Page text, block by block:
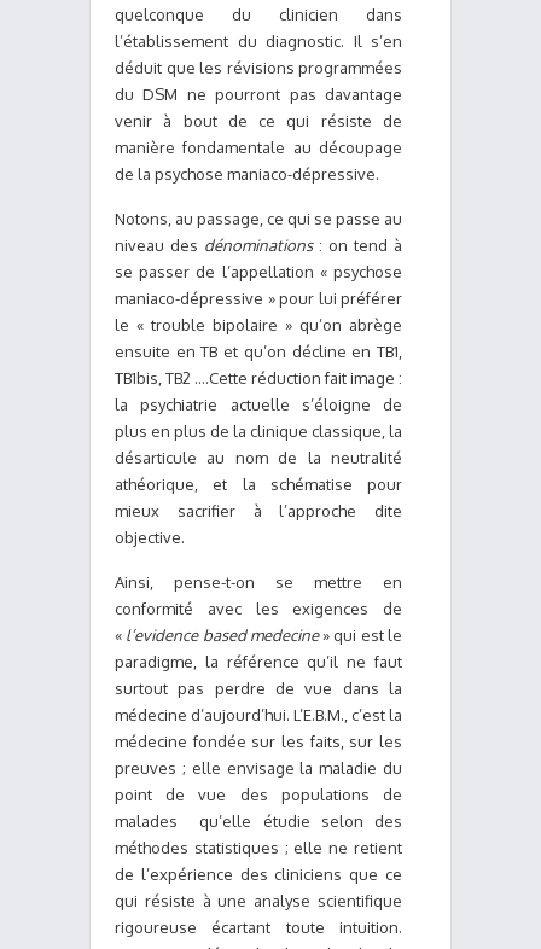
quelconque du clinicien dans
l’établissement du diagnostic. Il s’en
déduit que les révisions programmées
du DSM ne pourront pas davantage
venir à bout de ce qui résiste de
manière fondamentale au découpage
de la psychose maniaco-dépressive.
Notons, au passage, ce qui se passe au
niveau des dénominations: on tend à
se passer de l’appellation « psychose
maniaco-dépressive » pour lui préférer
le « trouble bipolaire » qu’on abrège
ensuite en TB et qu’on décline en TB1,
TB1bis, TB2 ….Cette réduction fait image :
la psychiatrie actuelle s’éloigne de
plus en plus de la clinique classique, la
désarticule au nom de la neutralité
athéorique, et la schématise pour
mieux sacrifier à l’approche dite
objective.
Ainsi, pense-t-on se mettre en
conformité avec les exigences de
« l’evidence based medecine» qui est le
paradigme, la référence qu’il ne faut
surtout pas perdre de vue dans la
médecine d’aujourd’hui. L’E.B.M., c’est la
médecine fondée sur les faits, sur les
preuves ; elle envisage la maladie du
point de vue des populations de
malades qu’elle étudie selon des
méthodes statistiques ; elle ne retient
de l’expérience des cliniciens que ce
qui résiste à une analyse scientifique
rigoureuse écartant toute intuition.